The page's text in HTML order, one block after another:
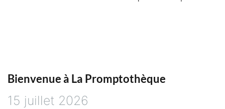
r
Bienvenue à La Promptothèque
15 juillet 2026